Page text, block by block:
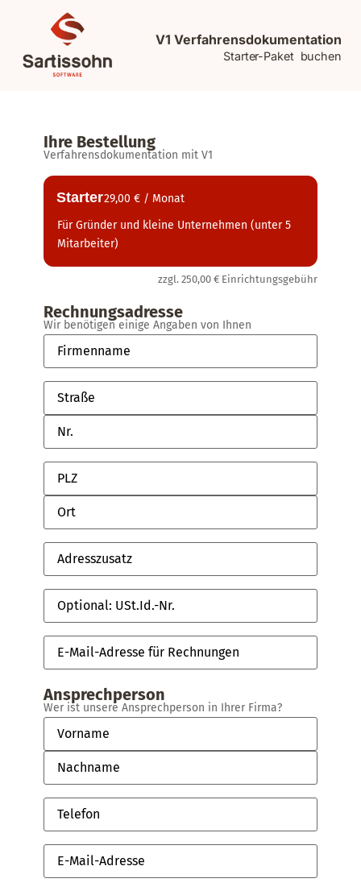
V1 Verfahrensdokumentation
Starter-Paket buchen
Ihre Bestellung
Verfahrensdokumentation mit V1
Starter29,00 € / Monat
Für Gründer und kleine Unternehmen (unter 5
Mitarbeiter)
zzgl. 250,00 € Einrichtungsgebühr
Rechnungsadresse
Wir benötigen einige Angaben von Ihnen
Straße,
Nr.
Straße,
Nr.
Adresszusatz
Optional:
USt.Id.-
Nr.
E-
Mail-
Adresse
Rechnungen
Ansprechperson
Wer ist unsere Ansprechperson in Ihrer Firma?
Telefon
E-
Mail-
Adresse